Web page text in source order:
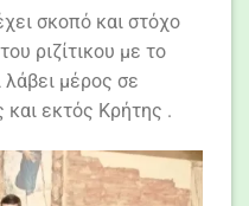
σκοπό και στόχο
ριζίτικου με το
μέρος σε
εκτός Κρήτης .